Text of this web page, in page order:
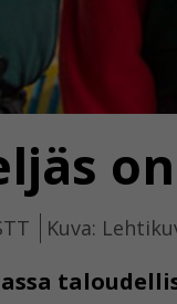
Kuva: